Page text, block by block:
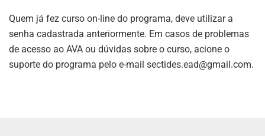
Quem já fez curso on-line do programa, deve utilizar a
senha cadastrada anteriormente. Em casos de problemas
de acesso ao AVA ou dúvidas sobre o curso, acione o
suporte do programa pelo e-mail sectides.ead@gmail.com.